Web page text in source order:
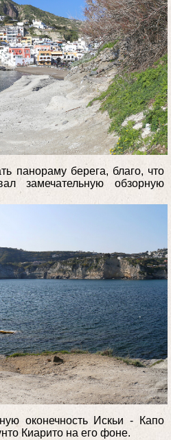
панораму берега, благо, что
замечательную обзорную
оконечность Искьи - Капо
Киарито на его фоне.